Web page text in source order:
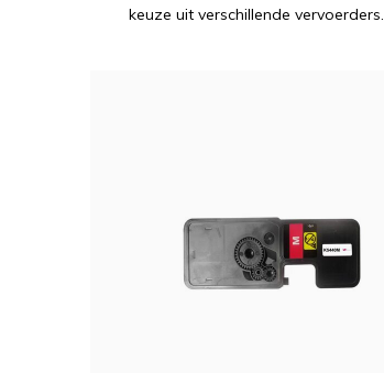
keuze uit verschillende vervoerders.